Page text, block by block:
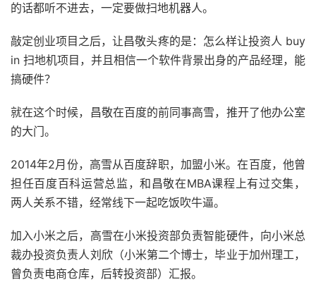
的话都听不进去，一定要做扫地机器人。
敲定创业项目之后，让昌敬头疼的是：怎么样让投资人 buy
in 扫地机项目，并且相信一个软件背景出身的产品经理，能
搞硬件？
就在这个时候，昌敬在百度的前同事高雪，推开了他办公室
的大门。
2014年2月份，高雪从百度辞职，加盟小米。在百度，他曾
担任百度百科运营总监，和昌敬在MBA课程上有过交集，
两人关系不错，经常线下一起吃饭吹牛逼。
加入小米之后，高雪在小米投资部负责智能硬件，向小米总
裁办投资负责人刘欣（小米第二个博士，毕业于加州理工，
曾负责电商仓库，后转投资部）汇报。